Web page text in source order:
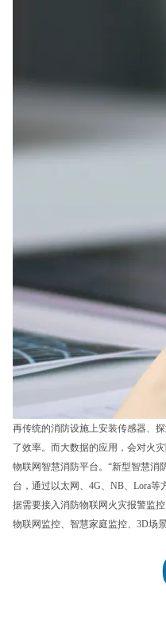
再传统的消防设施上安装传感器、
了效率。而大数据的应用，会对火
物联网智慧消防平台。“新型智慧消
台，通过以太网、4G、NB、Lora
据需要接入消防物联网火灾报警监
物联网监控、智慧家庭监控、3D场